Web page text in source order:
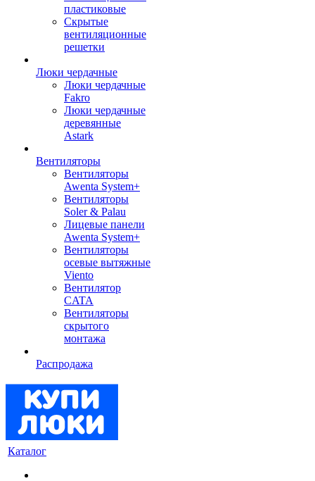
пластиковые
Скрытые
вентиляционные
решетки
Люки чердачные
Люки чердачные
Fakro
Люки чердачные
деревянные
Astark
Вентиляторы
Вентиляторы
Awenta System+
Вентиляторы
Soler & Palau
Лицевые панели
Awenta System+
Вентиляторы
осевые вытяжные
Viento
Вентилятор
CATA
Вентиляторы
скрытого
монтажа
Распродажа
Каталог